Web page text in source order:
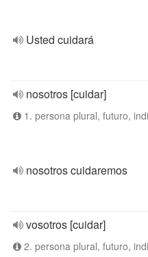
Usted cuidará
nosotros [cuidar]
1. persona plural, futuro,
nosotros cuidaremos
vosotros [cuidar]
2. persona plural, futuro,